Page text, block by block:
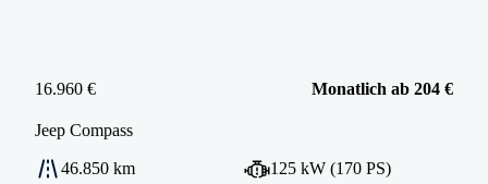
16.960 € Monatlich ab 204 €
Jeep Compass
46.850 km 125 kW (170 PS)